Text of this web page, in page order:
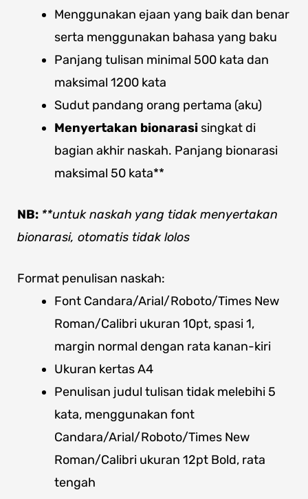
Menggunakan ejaan yang baik dan benar
serta menggunakan bahasa yang baku
Panjang tulisan minimal 500 kata dan
maksimal 1200 kata
Sudut pandang orang pertama (aku)
Menyertakan bionarasi singkat di
bagian akhir naskah. Panjang bionarasi
maksimal 50 kata**
NB: **untuk naskah yang tidak menyertakan
bionarasi, otomatis tidak lolos
Format penulisan naskah:
Font Candara/Arial/Roboto/Times New
Roman/Calibri ukuran 10pt, spasi 1,
margin normal dengan rata kanan-kiri
Ukuran kertas A4
Penulisan judul tulisan tidak melebihi 5
kata, menggunakan font
Candara/Arial/Roboto/Times New
Roman/Calibri ukuran 12pt Bold, rata
tengah